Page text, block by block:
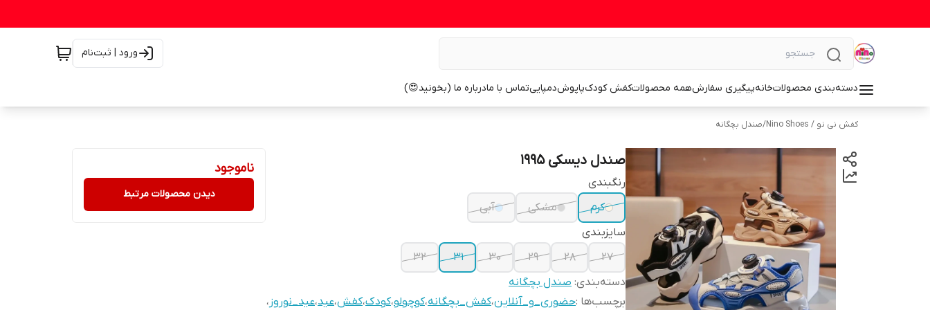
ورود | ثبت‌نام
دسته‌بندی محصولاتخانهپیگیری سفارشهمه محصولاتکفش کودکپاپوشدمپاییتماس با مادرباره ما (بخونید😍)
کفش نی نو / Nino Shoes /صندل بچگانه
صندل دیسکی 1995
رنگبندی
کرم
مشکی
آبی
سایزبندی
27
28
29
30
31
32
دسته‌بندی: صندل بچگانه
برچسب‌ها :حضوری_و_آنلاین،کفش_بچگانه،کوچولو،کودک،کفش،عید،عید_نوروز ،
ناموجود
دیدن محصولات مرتبط